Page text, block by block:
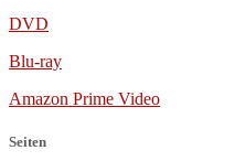
DVD
Blu-ray
Amazon Prime Video
Seiten